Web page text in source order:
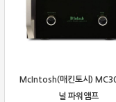
McIntosh(매킨토시)
널 파워앰프